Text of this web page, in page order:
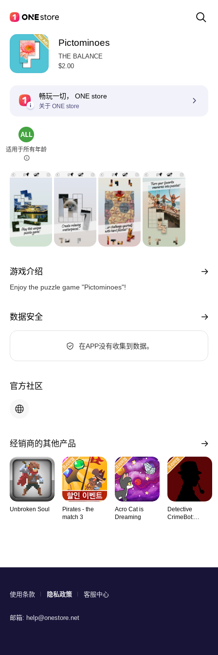
Pictominoes
THE BALANCE
$2.00
畅玩一切， ONE store
关于 ONE store
适用于所有年龄
游戏介绍
Enjoy the puzzle game "Pictominoes"!
数据安全
在APP没有收集到数据。
官方社区
经销商的其他产品
Unbroken Soul
Pirates - the
match 3
Acro Cat is
Dreaming
Detective
CrimeBot:
使用条款 隐私政策 客服中心
邮箱: help@onestore.net